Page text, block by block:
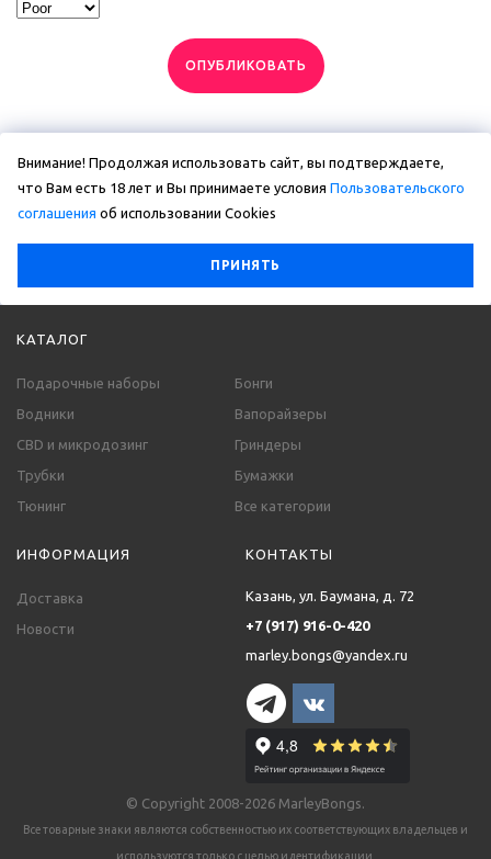
ОПУБЛИКОВАТЬ
Внимание! Продолжая использовать сайт, вы подтверждаете,
что Вам есть 18 лет и Вы принимаете условия Пользовательского
соглашения об использовании Сookies
ПРИНЯТЬ
КАТАЛОГ
Подарочные наборы
Бонги
Водники
Вапорайзеры
CBD и микродозинг
Гриндеры
Трубки
Бумажки
Тюнинг
Все категории
ИНФОРМАЦИЯ
Доставка
Новости
КОНТАКТЫ
Казань, ул. Баумана, д. 72
+7 (917) 916-0-420
marley.bongs@yandex.ru
© Copyright 2008-2026 MarleyBongs.
Все товарные знаки являются собственностью их соответствующих владельцев и
используются только с целью идентификации.